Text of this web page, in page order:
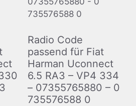
Radio Code
passend für Fiat
Harman Uconnect
6.5 RA3 – VP4 334
– 07355765880 – 0
735576588 0